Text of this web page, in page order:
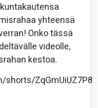
yhteensä
Onko tässä
videolle,
kestoa.
ZqGmUiUZ7P8